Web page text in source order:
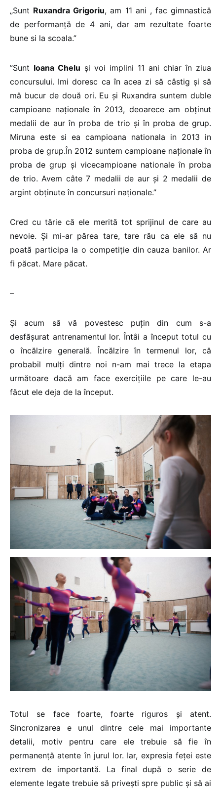
„Sunt Ruxandra Grigoriu, am 11 ani , fac gimnastică
de performanţă de 4 ani, dar am rezultate foarte
bune si la scoala.”
”Sunt Ioana Chelu şi voi implini 11 ani chiar în ziua
concursului. Imi doresc ca în acea zi să câstig şi să
mă bucur de două ori. Eu şi Ruxandra suntem duble
campioane naţionale în 2013, deoarece am obţinut
medalii de aur în proba de trio şi în proba de grup.
Miruna este si ea campioana nationala in 2013 in
proba de grup.În 2012 suntem campioane naţionale în
proba de grup şi vicecampioane nationale în proba
de trio. Avem câte 7 medalii de aur şi 2 medalii de
argint obţinute în concursuri naţionale.”
Cred cu tărie că ele merită tot sprijinul de care au
nevoie. Și mi-ar părea tare, tare rău ca ele să nu
poată participa la o competiție din cauza banilor. Ar
fi păcat. Mare păcat.
–
Și acum să vă povestesc puțin din cum s-a
desfășurat antrenamentul lor. Întâi a început totul cu
o încălzire generală. Încălzire în termenul lor, că
probabil mulți dintre noi n-am mai trece la etapa
următoare dacă am face exercițiile pe care le-au
făcut ele deja de la început.
Totul se face foarte, foarte riguros și atent.
Sincronizarea e unul dintre cele mai importante
detalii, motiv pentru care ele trebuie să fie în
permanență atente în jurul lor. Iar, expresia feței este
extrem de importantă. La final după o serie de
elemente legate trebuie să privești spre public și să ai